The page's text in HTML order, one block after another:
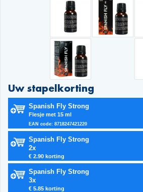
Uw stapelkorting
Spanish Fly Strong
Flesje met 15 ml
EAN code: 8718247421220
Spanish Fly Strong
2x
€ 2.90 korting
Spanish Fly Strong
3x
€ 5.85 korting